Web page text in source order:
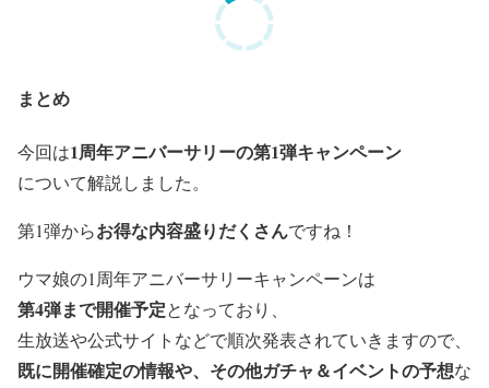
まとめ
今回は1周年アニバーサリーの第1弾キャンペーン
について解説しました。
第1弾からお得な内容盛りだくさんですね！
ウマ娘の1周年アニバーサリーキャンペーンは
第4弾まで開催予定となっており、
生放送や公式サイトなどで順次発表されていきますので、
既に開催確定の情報や、その他ガチャ＆イベントの予想な